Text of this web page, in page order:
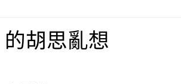
胡思亂想